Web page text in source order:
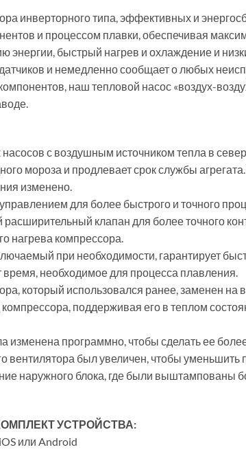
инверторного типа, эффективных и
и процессом плавки, обеспечивая
быстрый нагрев и охлаждение и
и немедленно сообщает о любых
наш тепловой насос «воздух-
с воздушным источником тепла в
мороза и продлевает срок службы
изменено.
для более быстрого и точного
клапан для более точного
нагрева компрессора.
при необходимости, гарантирует
время, необходимое для процесса плавления.
который использовался ранее, заменен на
поддерживая его в теплом
программно, чтобы сделать ее
вентилятора был увеличен, чтобы уменьшить
наружного блока, где были выштампованы
УСТРОЙСТВА:
или Android